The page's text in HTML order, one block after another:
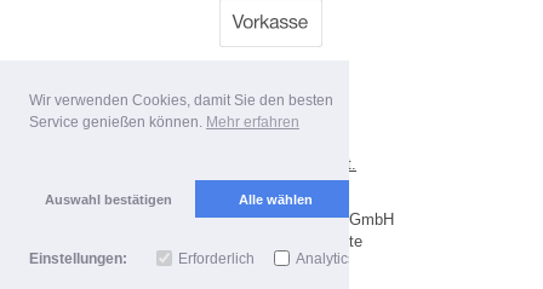
Wir verwenden Cookies, damit Sie den besten
Service genießen können. Mehr erfahren
Auswahl bestätigen Alle wählen
Einstellungen: Erforderlich Analytics
Alle Preise inkl. MwSt.
Lieferbedingungen
Copyright 2026 by Dartpoint GmbH
Mobile Shop by Shopgate